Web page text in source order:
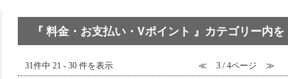
『 料金・お支払い・Vポイント 』カテゴリー内
31件中 21 - 30 件を表示 ≪ 3 / 4ページ ≫